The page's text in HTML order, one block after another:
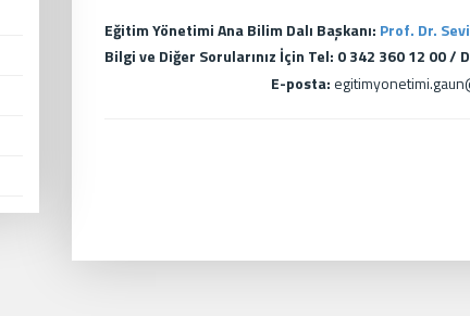
Eğitim Yönetimi Ana Bilim Dalı Başkanı: Prof. Dr.
Bilgi ve Diğer Sorularınız İçin Tel: 0 342 360 12 00 /
E-posta: